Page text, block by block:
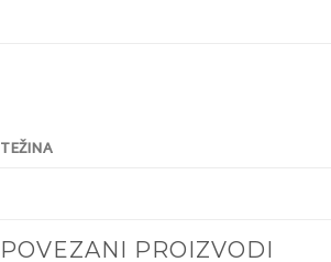
TEŽINA
POVEZANI PROIZVODI